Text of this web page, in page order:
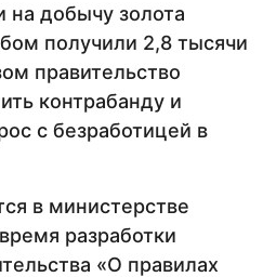
на добычу золота
получили 2,8 тысячи
правительство
контрабанду и
с безработицей в
в министерстве
разработки
«О правилах